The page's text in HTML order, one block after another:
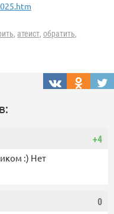
, атеист, обратить,
+4
:) Нет
0